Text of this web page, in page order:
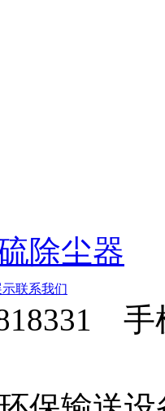
除尘器
示联系我们
手